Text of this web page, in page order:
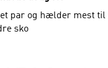
par og hælder mest til
sko